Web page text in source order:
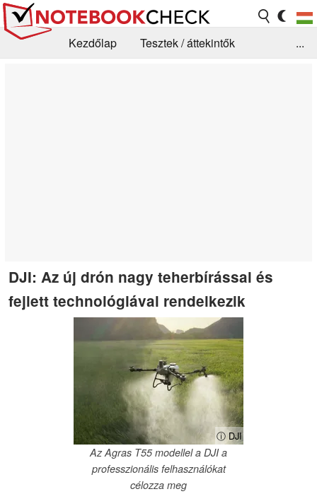
Kezdőlap
Tesztek / áttekintők
...
DJI: Az új drón nagy teherbírással és
fejlett technológiával rendelkezik
ⓘ DJI
Az Agras T55 modellel a DJI a
professzionális felhasználókat
célozza meg